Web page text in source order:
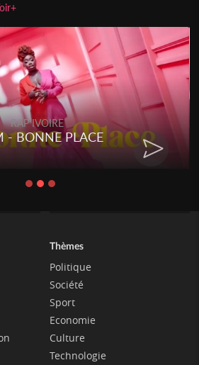
RAP IVOIRE
- BONNE PLACE
Thèmes
Politique
Société
Sport
Economie
Culture
Technologie